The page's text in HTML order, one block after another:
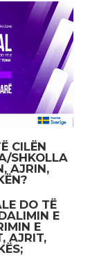
CILËN
SHKOLLA
AJRIN,
DO TË
E
E
AJRIT,